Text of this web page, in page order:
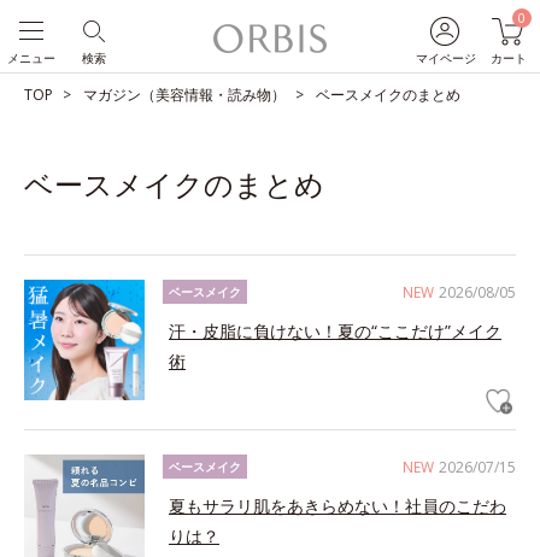
マイページ
0
カート
検索
メニュー
TOP マガジン（美容情報・読み物） ベースメイクのまとめ
ベースメイクのまとめ
NEW 2026/08/05
ベースメイク
汗・皮脂に負けない！夏の“ここだけ”メイク
術
NEW 2026/07/15
ベースメイク
夏もサラリ肌をあきらめない！社員のこだわ
りは？